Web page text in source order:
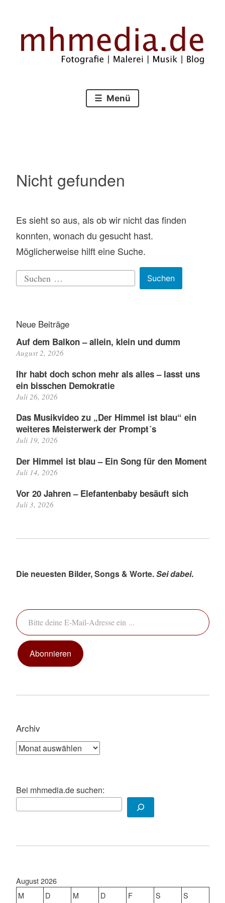
springen
mhmedia.de
Menü
Nicht gefunden
Es sieht so aus, als ob wir nicht das finden
konnten, wonach du gesucht hast.
Möglicherweise hilft eine Suche.
Suchen
nach:
Neue Beiträge
Auf dem Balkon – allein, klein und dumm
August 2, 2026
Ihr habt doch schon mehr als alles – lasst uns
ein bisschen Demokratie
Juli 26, 2026
Das Musikvideo zu „Der Himmel ist blau“ ein
weiteres Meisterwerk der Prompt´s
Juli 19, 2026
Der Himmel ist blau – Ein Song für den Moment
Juli 14, 2026
Vor 20 Jahren – Elefantenbaby besäuft sich
Juli 3, 2026
Die neuesten Bilder, Songs & Worte.Sei dabei.
Bitte deine E-Mail-Adresse ein ...
Abonnieren
Archiv
Archiv
Bei mhmedia.de suchen:
August 2026
M
D M D F S S